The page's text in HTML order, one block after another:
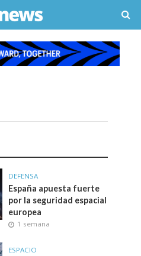
DEFENSA
España apuesta fuerte
por la seguridad espacial
europea
1 semana
ESPACIO